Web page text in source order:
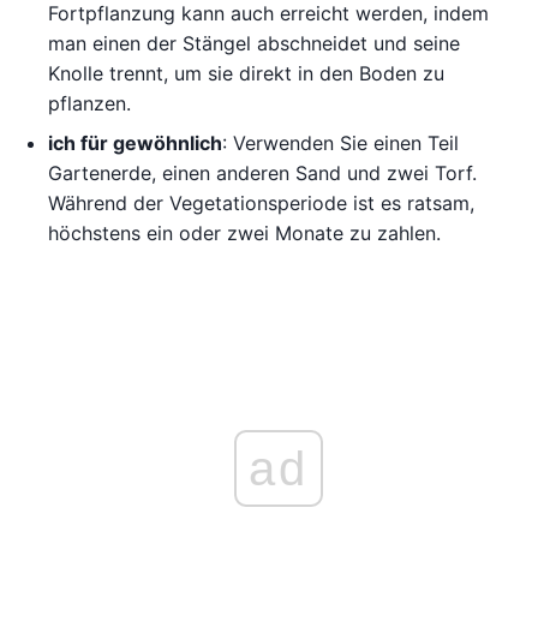
Fortpflanzung kann auch erreicht werden, indem
man einen der Stängel abschneidet und seine
Knolle trennt, um sie direkt in den Boden zu
pflanzen.
ich für gewöhnlich: Verwenden Sie einen Teil
Gartenerde, einen anderen Sand und zwei Torf.
Während der Vegetationsperiode ist es ratsam,
höchstens ein oder zwei Monate zu zahlen.
ad